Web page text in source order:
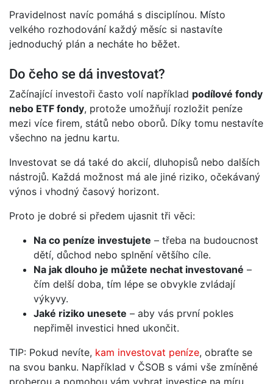
Pravidelnost navíc pomáhá s disciplínou. Místo
velkého rozhodování každý měsíc si nastavíte
jednoduchý plán a necháte ho běžet.
Do čeho se dá investovat?
Začínající investoři často volí například podílové fondy
nebo ETF fondy, protože umožňují rozložit peníze
mezi více firem, států nebo oborů. Díky tomu nestavíte
všechno na jednu kartu.
Investovat se dá také do akcií, dluhopisů nebo dalších
nástrojů. Každá možnost má ale jiné riziko, očekávaný
výnos i vhodný časový horizont.
Proto je dobré si předem ujasnit tři věci:
Na co peníze investujete – třeba na budoucnost
dětí, důchod nebo splnění většího cíle.
Na jak dlouho je můžete nechat investované –
čím delší doba, tím lépe se obvykle zvládají
výkyvy.
Jaké riziko unesete – aby vás první pokles
nepřiměl investici hned ukončit.
TIP: Pokud nevíte, kam investovat peníze, obraťte se
na svou banku. Například v ČSOB s vámi vše zmíněné
proberou a pomohou vám vybrat investice na míru.